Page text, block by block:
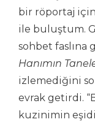
bir röportaj
ile buluştum.
sohbet faslına
Hanımın
izlemediğini
evrak getirdi.
kuzinimin